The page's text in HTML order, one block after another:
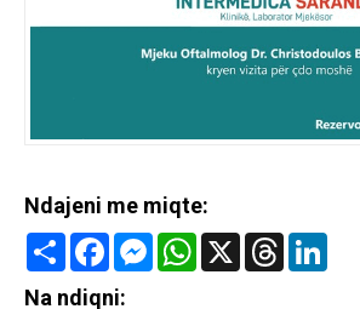
Ndajeni me miqte:
Share FacebookMessenger
WhatsApp
X Threads
Na ndiqni: